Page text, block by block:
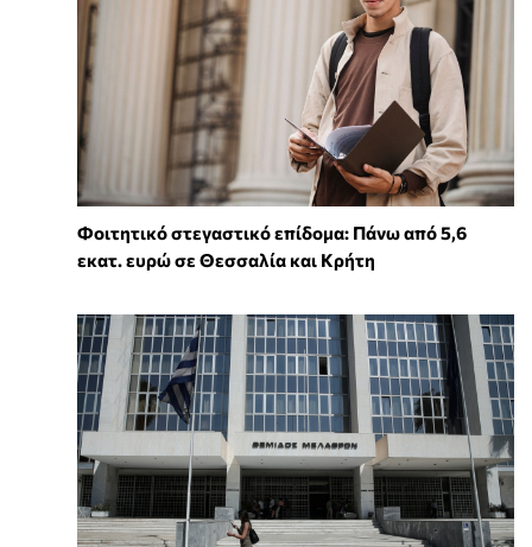
Φοιτητικό στεγαστικό επίδομα: Πάνω από 5,6
εκατ. ευρώ σε Θεσσαλία και Κρήτη